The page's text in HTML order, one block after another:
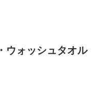
ォッシュタオル